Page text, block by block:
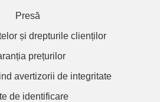
Presă
și drepturile clienților
prețurilor
avertizorii de integritate
de identificare